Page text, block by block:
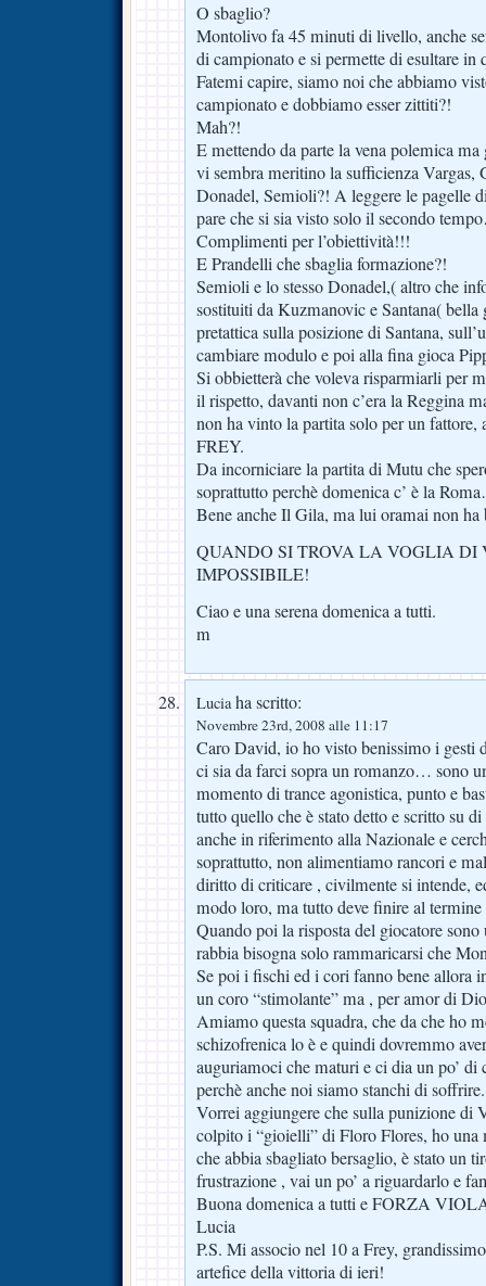
O sbaglio?
Montolivo fa 45 minuti di livello, anche
di campionato e si permette di esultare in
Fatemi capire, siamo noi che abbiamo
campionato e dobbiamo esser zittiti?!
Mah?!
E mettendo da parte la vena polemica
vi sembra meritino la sufficienza
Donadel, Semioli?! A leggere le pagelle
pare che si sia visto solo il secondo
Complimenti per l’obiettività!!!
E Prandelli che sbaglia formazione?!
Semioli e lo stesso Donadel,( altro che
sostituiti da Kuzmanovic e Santana( bella
pretattica sulla posizione di Santana,
cambiare modulo e poi alla fina gioca
Si obbietterà che voleva risparmiarli per
il rispetto, davanti non c’era la Reggina
non ha vinto la partita solo per un
FREY.
Da incorniciare la partita di Mutu che
soprattutto perchè domenica c’ è la
Bene anche Il Gila, ma lui oramai non
QUANDO SI TROVA LA VOGLIA DI
IMPOSSIBILE!
Ciao e una serena domenica a tutti.
m
Luciaha scritto:
Novembre 23rd, 2008 alle 11:17
Caro David, io ho visto benissimo i gesti
ci sia da farci sopra un romanzo… sono
momento di trance agonistica, punto e
tutto quello che è stato detto e scritto su
anche in riferimento alla Nazionale e
soprattutto, non alimentiamo rancori e
diritto di criticare , civilmente si intende,
modo loro, ma tutto deve finire al
Quando poi la risposta del giocatore
rabbia bisogna solo rammaricarsi che
Se poi i fischi ed i cori fanno bene allora
un coro “stimolante” ma , per amor di
Amiamo questa squadra, che da che ho
schizofrenica lo è e quindi dovremmo
auguriamoci che maturi e ci dia un po’
perchè anche noi siamo stanchi di soffrire.
Vorrei aggiungere che sulla punizione di
colpito i “gioielli” di Floro Flores, ho
che abbia sbagliato bersaglio, è stato un
frustrazione , vai un po’ a riguardarlo e
Buona domenica a tutti e FORZA
Lucia
P.S. Mi associo nel 10 a Frey,
artefice della vittoria di ieri!